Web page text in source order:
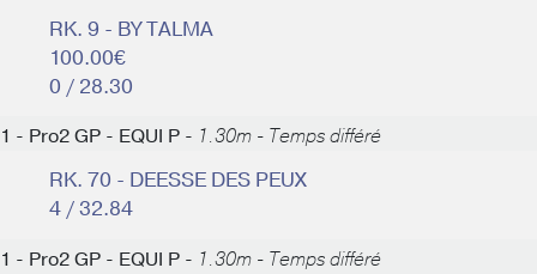
RK. 9 - BY TALMA
100.00€
0 / 28.30
1 - Pro2 GP - EQUI P - 1.30m - Temps différé
RK. 70 - DEESSE DES PEUX
4 / 32.84
1 - Pro2 GP - EQUI P - 1.30m - Temps différé